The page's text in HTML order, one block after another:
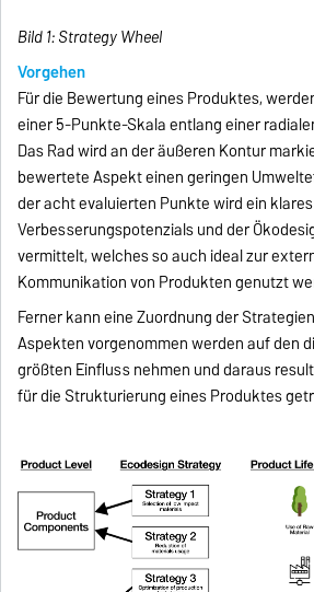
Bild 1: Strategy Wheel
Vorgehen
Für die Bewertung eines Produktes,
einer 5-Punkte-Skala entlang einer
Das Rad wird an der äußeren Kontur
bewertete Aspekt einen geringen
der acht evaluierten Punkte wird ein
Verbesserungspotenzials und der
vermittelt, welches so auch ideal zur
Kommunikation von Produkten genutzt
Ferner kann eine Zuordnung der
Aspekten vorgenommen werden auf den
größten Einfluss nehmen und daraus
für die Strukturierung eines Produktes